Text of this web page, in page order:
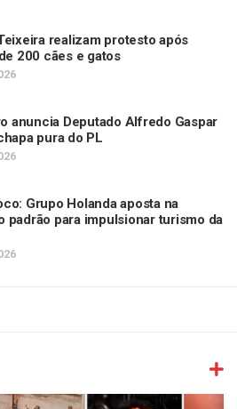
realizam protesto após
200 cães e gatos
anuncia Deputado Alfredo Gaspar
pura do PL
Grupo Holanda aposta na
padrão para impulsionar turismo da